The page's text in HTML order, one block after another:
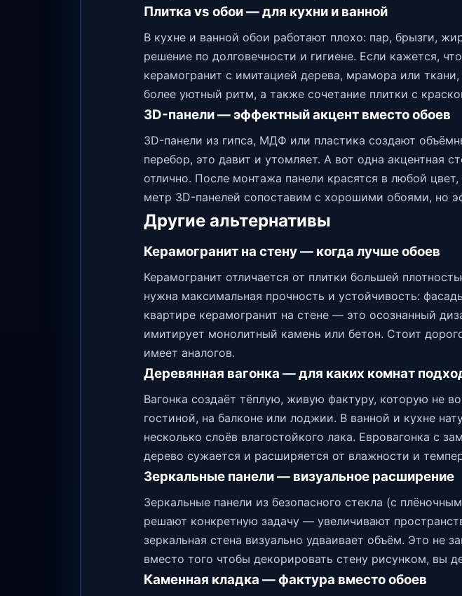
Плитка vs обои — для кухни и ванной
В кухне и ванной обои работают плохо: пар, брызги,
решение по долговечности и гигиене. Если кажется,
керамогранит с имитацией дерева, мрамора или
более уютный ритм, а также сочетание плитки с
3D-панели — эффектный акцент вместо обоев
3D-панели из гипса, МДФ или пластика создают
перебор, это давит и утомляет. А вот одна акцентная
отлично. После монтажа панели красятся в любой
метр 3D-панелей сопоставим с хорошими обоями, но
Другие альтернативы
Керамогранит на стену — когда лучше обоев
Керамогранит отличается от плитки большей
нужна максимальная прочность и устойчивость:
квартире керамогранит на стене — это осознанный
имитирует монолитный камень или бетон. Стоит
имеет аналогов.
Деревянная вагонка — для каких комнат
Вагонка создаёт тёплую, живую фактуру, которую не
гостиной, на балконе или лоджии. В ванной и кухне
несколько слоёв влагостойкого лака. Евровагонка с
дерево сужается и расширяется от влажности и
Зеркальные панели — визуальное расширение
Зеркальные панели из безопасного стекла (с
решают конкретную задачу — увеличивают
зеркальная стена визуально удваивает объём. Это не
вместо того чтобы декорировать стену рисунком, вы
Каменная кладка — фактура вместо обоев